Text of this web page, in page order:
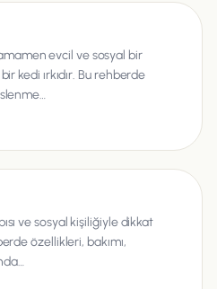
evcil ve sosyal bir
kedi ırkıdır. Bu rehberde
ve sosyal kişiliğiyle dikkat
özellikleri, bakımı,